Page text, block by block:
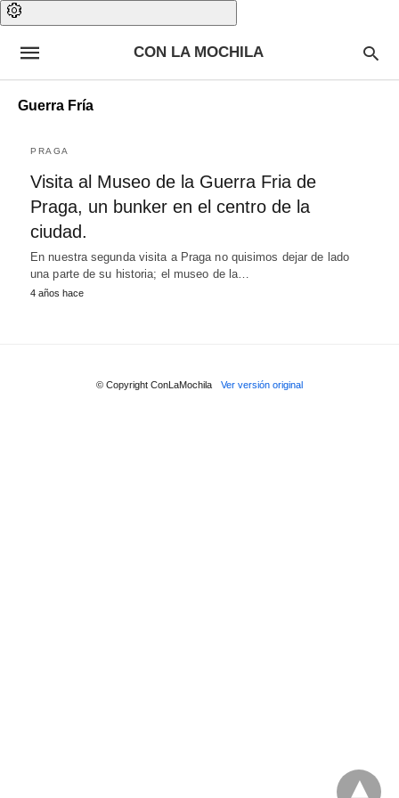
CON LA MOCHILA
Guerra Fría
PRAGA
Visita al Museo de la Guerra Fria de
Praga, un bunker en el centro de la
ciudad.
En nuestra segunda visita a Praga no quisimos dejar de lado
una parte de su historia; el museo de la…
4 años hace
© Copyright ConLaMochila Ver versión original